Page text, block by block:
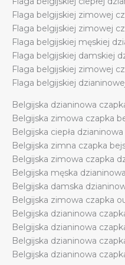
Flaga belgijskiej zimowej
Flaga belgijskiej zimowej
Flaga belgijskiej męskiej
Flaga belgijskiej damskiej
Flaga belgijskiej zimowej
Flaga belgijskiej
Belgijska dzianinowa
Belgijska zimowa czapka
Belgijska ciepła
Belgijska zimna czapka
Belgijska zimowa czapka
Belgijska męska
Belgijska damska
Belgijska zimowa czapka
Belgijska dzianinowa
Belgijska dzianinowa
Belgijska dzianinowa
Belgijska dzianinowa